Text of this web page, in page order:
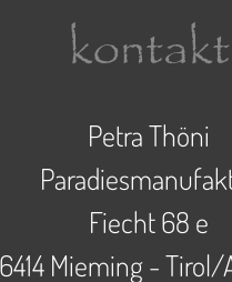
kontakt
Petra Thöni
Fiecht 68 e
6414 Mieming - Tirol/